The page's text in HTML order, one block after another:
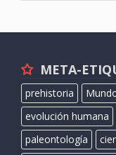
META-
prehistoria
evolución humana
paleontología